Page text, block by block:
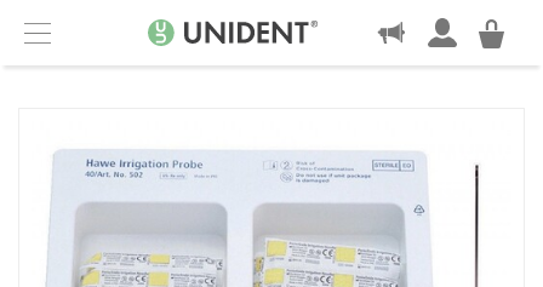
Menu
KONTAKT